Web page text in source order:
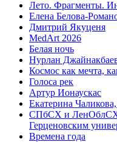
Лето. Фрагменты.
Елена Белова-
Дмитрий Якуценя
MedArt 2026
Белая ночь
Нурлан
Космос как мечта,
Голоса рек
Артур Ионаускас
Екатерина
СПбСХ и ЛенОблСХ
Герценовским
Времена года